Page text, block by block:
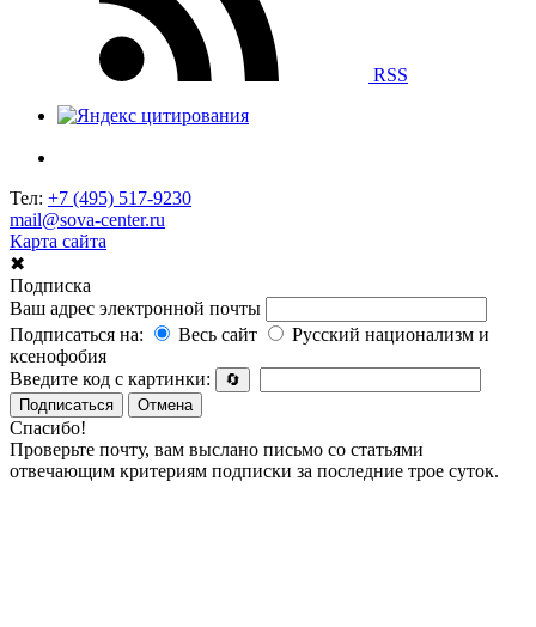
RSS
Тел: +7 (495) 517-9230
mail@sova-center.ru
Карта сайта
✖
Подписка
Ваш адрес электронной почты
Подписаться на:
Весь сайт
Русский национализм и
ксенофобия
Введите код с картинки:
🔄
Подписаться
Отмена
Спасибо!
Проверьте почту, вам выслано письмо со статьями
отвечающим критериям подписки за последние трое суток.